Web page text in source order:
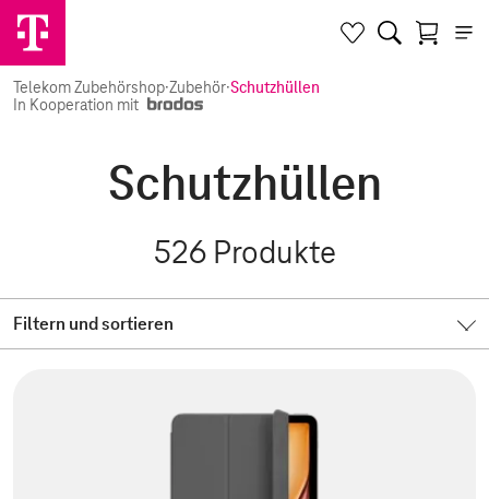
Telekom Zubehörshop·Zubehör·Schutzhüllen
In Kooperation mit
Schutzhüllen
526 Produkte
Filtern und sortieren